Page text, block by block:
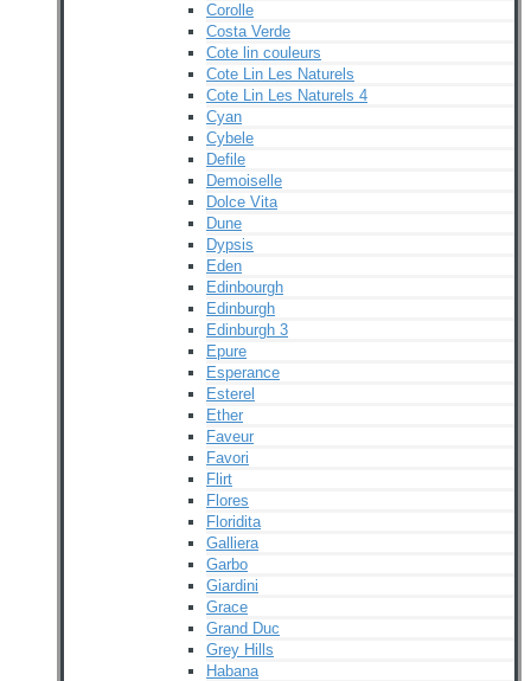
Corolle
Costa Verde
Cote lin couleurs
Cote Lin Les Naturels
Cote Lin Les Naturels 4
Cyan
Cybele
Defile
Demoiselle
Dolce Vita
Dune
Dypsis
Eden
Edinbourgh
Edinburgh
Edinburgh 3
Epure
Esperance
Esterel
Ether
Faveur
Favori
Flirt
Flores
Floridita
Galliera
Garbo
Giardini
Grace
Grand Duc
Grey Hills
Habana